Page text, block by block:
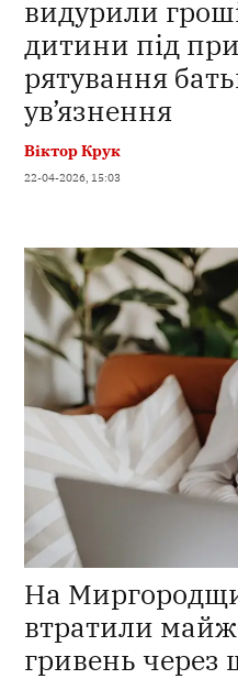
видурили
дитини під
рятування
ув’язнення
Віктор Крук
22-04-2026, 15:03
На
втратили
гривень через